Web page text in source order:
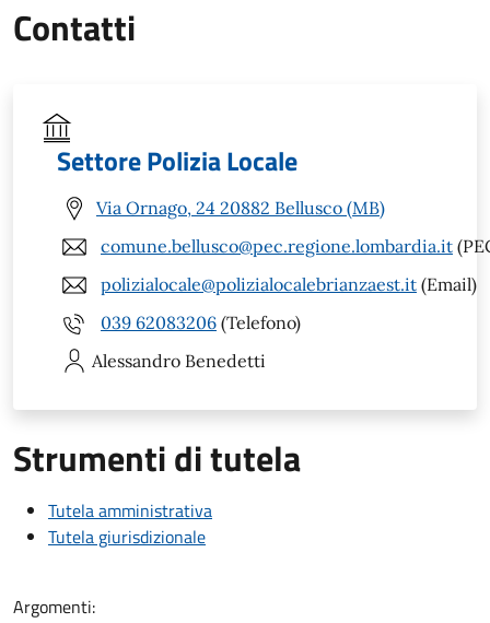
Contatti
Settore Polizia Locale
Via Ornago, 24 20882 Bellusco (MB)
comune.bellusco@pec.regione.lombardia.it
polizialocale@polizialocalebrianzaest.it (Email)
039 62083206 (Telefono)
Alessandro Benedetti
Strumenti di tutela
Tutela amministrativa
Tutela giurisdizionale
Argomenti: